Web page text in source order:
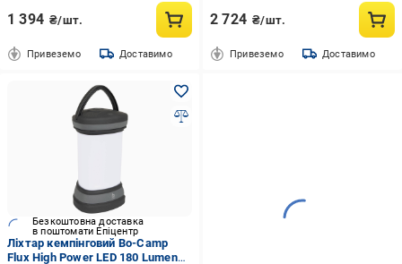
1 394 ₴/шт.
Привеземо Доставимо
2 724 ₴/шт.
Привеземо Доставимо
Безкоштовна доставка
в поштомати Епіцентр
Ліхтар кемпінговий Bo-Camp
Flux High Power LED 180 Lumen